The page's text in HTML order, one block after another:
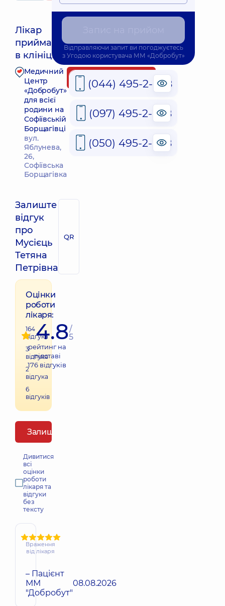
Лікар
приймає
в клініці
Найближчий час прийому: Сьогодні о 09:00
Медичний
Центр
«Добробут»
для всієї
родини на
Софіївській
Борщагівці
вул.
Яблунева,
26,
Софіївська
Борщагівка
Запис до лікаря
Залиште
відгук
про
Мусієць
Тетяна
Петрівна
QR
Оцінки
роботи
лікаря:
164
відгука
3
відгука
2
відгука
6
відгуків
4.8/
5
рейтинг на
підставі
176 відгуків
Залишити відгук
Дивитися
всі
оцінки
роботи
лікаря та
відгуки
без
тексту
Враження
від лікаря
– Пацієнт
ММ
"Добробут"
08.08.2026
Відправляючи запит ви погоджуєтесь
з Угодою користувача ММ «Добробут»
(044) 495-2-888
(097) 495-2-888
(050) 495-2-888